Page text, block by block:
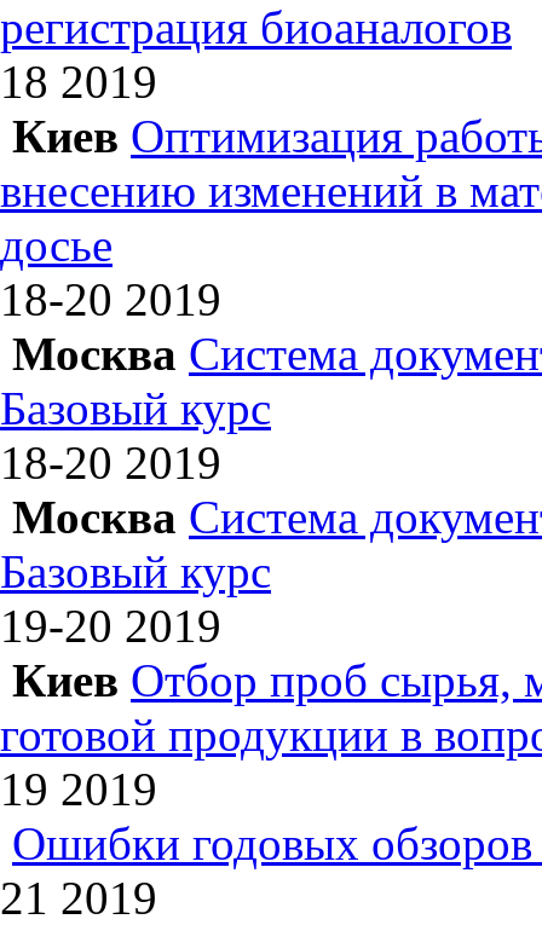
регистрация биоаналогов
18 2019
Киев Оптимизация
внесению изменений в
досье
18-20 2019
Москва Система
Базовый курс
18-20 2019
Москва Система
Базовый курс
19-20 2019
Киев Отбор проб сырья,
готовой продукции в
19 2019
Ошибки годовых обзоров
21 2019